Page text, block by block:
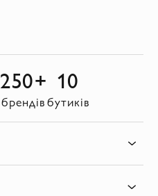
250+
брендів
10
бутиків